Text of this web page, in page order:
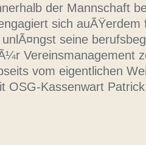
der Mannschaft
sich
seine
Vereinsmanagement
vom eigentlichen
OSG-Kassenwart